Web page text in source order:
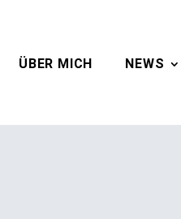
ÜBER MICH NEWS